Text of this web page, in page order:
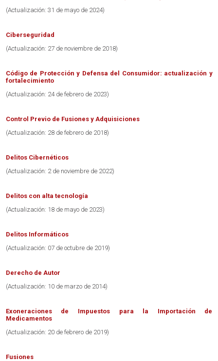
(Actualización: 31 de mayo de 2024)
Ciberseguridad
(Actualización: 27 de noviembre de 2018)
Código de Protección y Defensa del Consumidor: actualización y
fortalecimiento
(Actualización: 24 de febrero de 2023)
Control Previo de Fusiones y Adquisiciones
(Actualización: 28 de febrero de 2018)
Delitos Cibernéticos
(Actualización: 2 de noviembre de 2022)
Delitos con alta tecnología
(Actualización: 18 de mayo de 2023)
Delitos Informáticos
(Actualización: 07 de octubre de 2019)
Derecho de Autor
(Actualización: 10 de marzo de 2014)
Exoneraciones de Impuestos para la Importación de
Medicamentos
(Actualización: 20 de febrero de 2019)
Fusiones